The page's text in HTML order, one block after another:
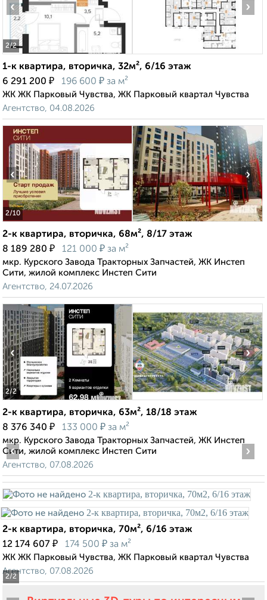
2/2
‹ ›
1-к квартира, вторичка, 32м², 6/16 этаж
6 291 200 ₽ 196 600 ₽ за м²
ЖК ЖК Парковый Чувства, ЖК Парковый квартал Чувства
Агентство, 04.08.2026
2/10
‹ ›
2-к квартира, вторичка, 68м², 8/17 этаж
8 189 280 ₽ 121 000 ₽ за м²
мкр. Курского Завода Тракторных Запчастей, ЖК Инстеп
Сити, жилой комплекс Инстеп Сити
Агентство, 24.07.2026
2/2
‹ ›
2-к квартира, вторичка, 63м², 18/18 этаж
8 376 340 ₽ 133 000 ₽ за м²
мкр. Курского Завода Тракторных Запчастей, ЖК Инстеп
Сити, жилой комплекс Инстеп Сити
Агентство, 07.08.2026
2/2
‹ ›
2-к квартира, вторичка, 70м², 6/16 этаж
12 174 607 ₽ 174 500 ₽ за м²
ЖК ЖК Парковый Чувства, ЖК Парковый квартал Чувства
Агентство, 07.08.2026